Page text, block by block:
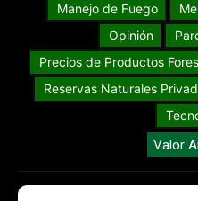
Manejo de Fuego
Opinión
Precios de Productos
Reservas Naturales
Valor